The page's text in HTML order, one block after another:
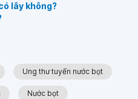
lây không?
Ung thư tuyến nước bọt
Nước bọt